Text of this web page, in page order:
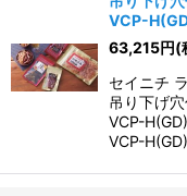
VCP-
63,215円(
セイニチ
吊り下げ
VCP-
VCP-